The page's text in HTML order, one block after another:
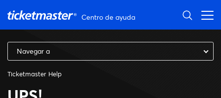
Centro de ayuda
Navegar a
Ticketmaster Help